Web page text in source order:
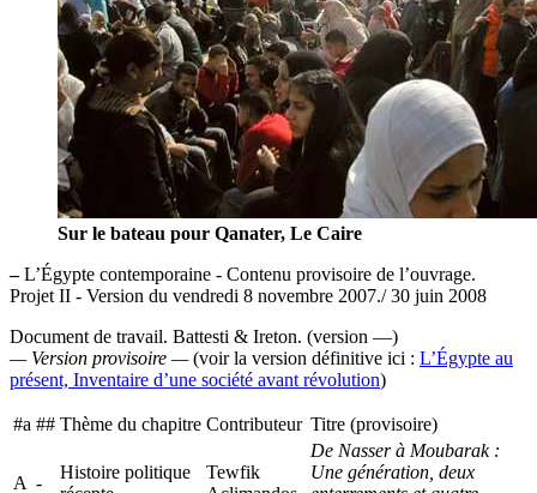
Sur le bateau pour Qanater, Le Caire
–L’Égypte contemporaine - Contenu provisoire de l’ouvrage.
Projet II - Version du vendredi 8 novembre 2007./ 30 juin 2008
Document de travail. Battesti & Ireton. (version —)
— Version provisoire —(voir la version définitive ici : L’Égypte au
présent, Inventaire d’une société avant révolution)
#a ## Thème du chapitre Contributeur Titre (provisoire)
A -
Histoire politique
Tewfik
De Nasser à Moubarak :
Une génération, deux